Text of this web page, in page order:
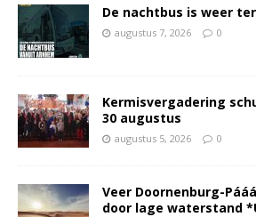
De nachtbus is weer
augustus 7, 2026 0
Kermisvergadering
30 augustus
augustus 5, 2026 0
Veer Doornenburg-
door lage waterstand